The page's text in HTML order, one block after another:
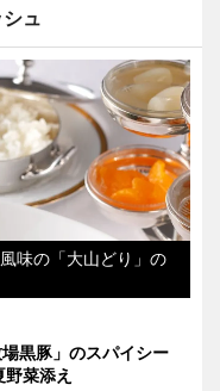
ュ
味の「大山どり」の
黒豚」のスパイシー
菜添え